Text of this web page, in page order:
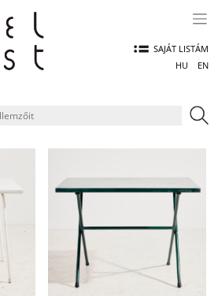
SAJÁT LISTÁM
HU
EN